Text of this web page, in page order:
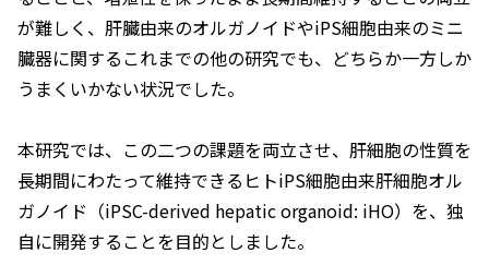
が難しく、肝臓由来のオルガノイドやiPS細胞由来のミニ
臓器に関するこれまでの他の研究でも、どちらか一方しか
うまくいかない状況でした。
本研究では、この二つの課題を両立させ、肝細胞の性質を
長期間にわたって維持できるヒトiPS細胞由来肝細胞オル
ガノイド（iPSC-derived hepatic organoid: iHO）を、独
自に開発することを目的としました。